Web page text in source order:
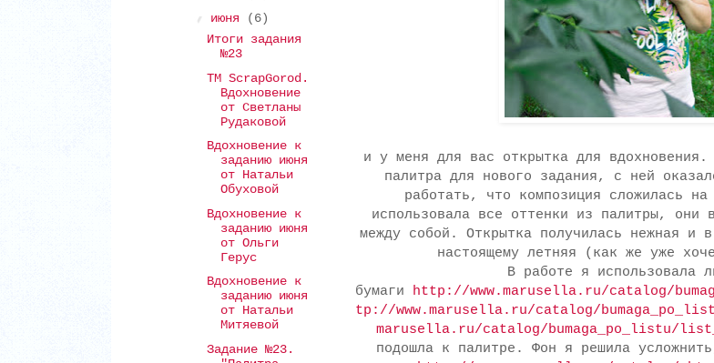
и у меня для вас открытка для вдохновения.
палитра для нового задания, с ней
работать, что композиция сложилась
использовала все оттенки из палитры, они
между собой. Открытка получилась нежная и
настоящему летняя (как же уже
В работе я использовала
бумаги http://www.marusella.ru/catalog/
tp://www.marusella.ru/catalog/
marusella.ru/catalog/bumaga_po_listu/
подошла к палитре. Фон я решила
▼ июня
(6)
Итоги задания
№23
ТМ ScrapGorod.
Вдохновение
от Светланы
Рудаковой
Вдохновение к
заданию июня
от Натальи
Обуховой
Вдохновение к
заданию июня
от Ольги
Герус
Вдохновение к
заданию июня
от Натальи
Митяевой
Задание №23.